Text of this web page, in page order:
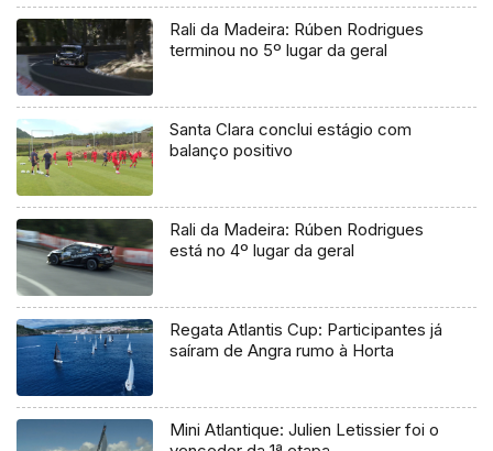
Rali da Madeira: Rúben Rodrigues
terminou no 5º lugar da geral
Santa Clara conclui estágio com
balanço positivo
Rali da Madeira: Rúben Rodrigues
está no 4º lugar da geral
Regata Atlantis Cup: Participantes já
saíram de Angra rumo à Horta
Mini Atlantique: Julien Letissier foi o